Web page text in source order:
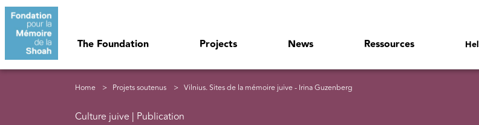
Skip to main content
The Foundation Projects News Ressources
Breadcrumb
Home Projets soutenus Vilnius. Sites de la mémoire juive - Irina Guzenberg
Culture juive | Publication